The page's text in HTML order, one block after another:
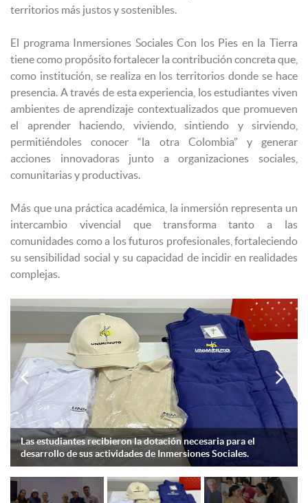
territorios más justos y sostenibles.
El programa Inmersiones Sociales Con los Pies en la Tierra
tiene como propósito fortalecer la contribución concreta que,
como institución, se realiza en los territorios donde se hace
presencia. A través de esta experiencia, los estudiantes viven
ambientes de aprendizaje contextualizados que promueven
el aprender haciendo, viviendo, sintiendo y sirviendo,
permitiéndoles conocer “la otra Colombia” y generar
acciones innovadoras junto a organizaciones sociales,
comunitarias y productivas.
Más que una práctica académica, la inmersión representa un
intercambio vivencial que transforma tanto a las
comunidades como a los futuros profesionales, fortaleciendo
su sensibilidad social y su capacidad de incidir en realidades
complejas.
Las estudiantes recibieron la dotación necesaria para el
desarrollo de sus actividades de Inmersiones Sociales.
 